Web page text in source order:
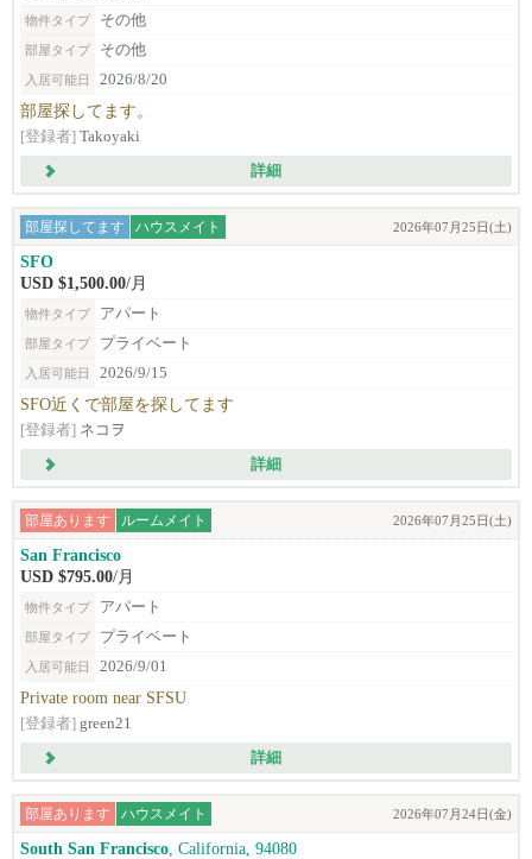
物件タイプ その他
部屋タイプ その他
入居可能日 2026/8/20
部屋探してます。
[登録者] Takoyaki
詳細
部屋探してます ハウスメイト 2026年07月25日(土)
SFO
USD $1,500.00/月
物件タイプ アパート
部屋タイプ プライベート
入居可能日 2026/9/15
SFO近くで部屋を探してます
[登録者] ネコヲ
詳細
部屋あります ルームメイト 2026年07月25日(土)
San Francisco
USD $795.00/月
物件タイプ アパート
部屋タイプ プライベート
入居可能日 2026/9/01
Private room near SFSU
[登録者] green21
詳細
部屋あります ハウスメイト 2026年07月24日(金)
South San Francisco , California, 94080